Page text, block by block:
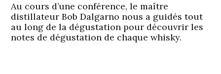
Au cours d’une conférence, le maître
distillateur Bob Dalgarno nous a guidés tout
au long de la dégustation pour découvrir les
notes de dégustation de chaque whisky.